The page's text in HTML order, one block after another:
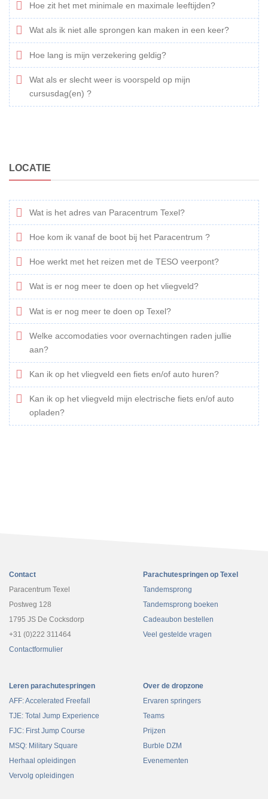
Hoe zit het met minimale en maximale leeftijden?
Wat als ik niet alle sprongen kan maken in een keer?
Hoe lang is mijn verzekering geldig?
Wat als er slecht weer is voorspeld op mijn
cursusdag(en) ?
LOCATIE
Wat is het adres van Paracentrum Texel?
Hoe kom ik vanaf de boot bij het Paracentrum ?
Hoe werkt met het reizen met de TESO veerpont?
Wat is er nog meer te doen op het vliegveld?
Wat is er nog meer te doen op Texel?
Welke accomodaties voor overnachtingen raden jullie
aan?
Kan ik op het vliegveld een fiets en/of auto huren?
Kan ik op het vliegveld mijn electrische fiets en/of auto
opladen?
Contact
Paracentrum Texel
Postweg 128
1795 JS De Cocksdorp
+31 (0)222 311464
Contactformulier
Parachutespringen op Texel
Tandemsprong
Tandemsprong boeken
Cadeaubon bestellen
Veel gestelde vragen
Leren parachutespringen
AFF: Accelerated Freefall
TJE: Total Jump Experience
FJC: First Jump Course
MSQ: Military Square
Herhaal opleidingen
Vervolg opleidingen
Over de dropzone
Ervaren springers
Teams
Prijzen
Burble DZM
Evenementen